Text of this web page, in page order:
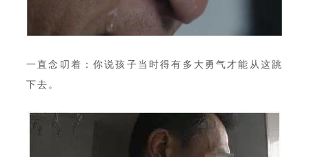
一直念叨着：你说孩子当时得有多大勇气才能从这跳
下去。